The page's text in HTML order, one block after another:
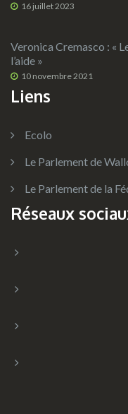
16 juillet 2023
Veronica Cremasco : «
l’aide »
10 novembre 2021
Liens
Ecolo
Le Parlement de
Le Parlement de la
Réseaux